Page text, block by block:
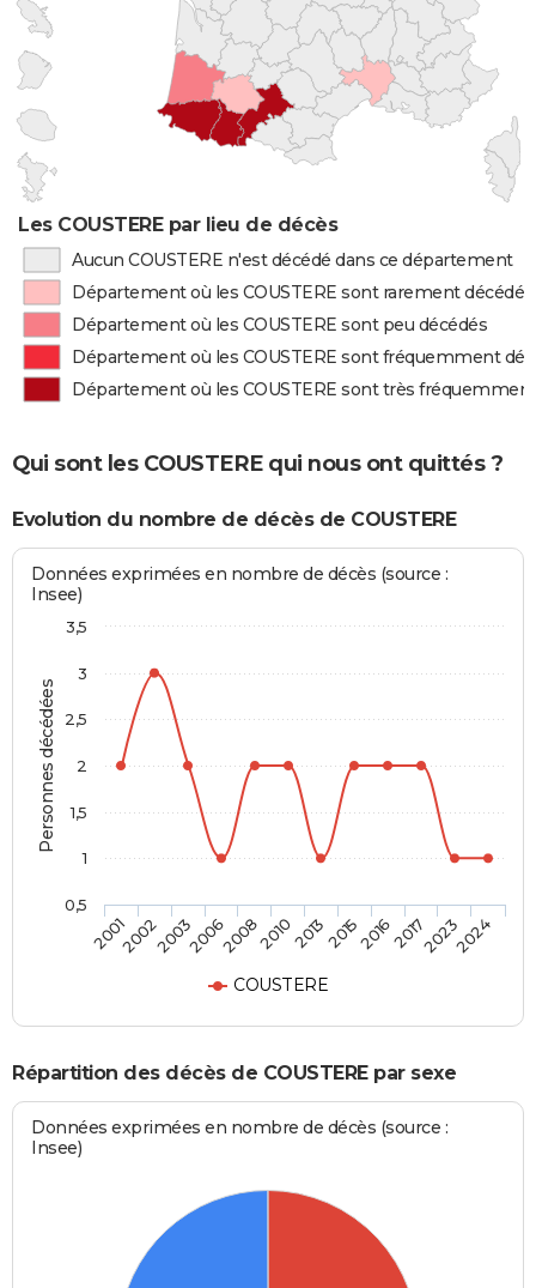
Les COUSTERE par lieu de décès
Aucun COUSTERE n'est décédé dans ce département
Département où les COUSTERE sont rarement décédés
Département où les COUSTERE sont peu décédés
Département où les COUSTERE sont fréquemment
Département où les COUSTERE sont très
Qui sont les COUSTERE qui nous ont quittés ?
Evolution du nombre de décès de COUSTERE
Personnes décédées
Données exprimées en nombre de décès (source :
Insee)
COUSTERE
200120022003200620082010201320152016201720232024
0,5
1
1,5
2
2,5
3
3,5
Répartition des décès de COUSTERE par sexe
Données exprimées en nombre de décès (source :
Insee)